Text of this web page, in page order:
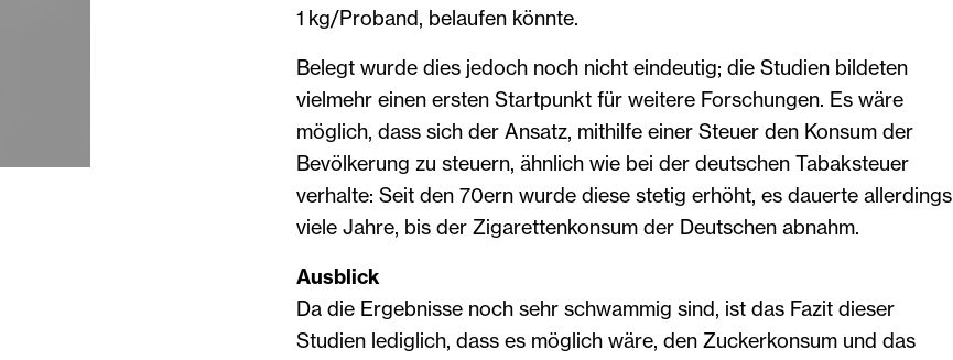
1 kg/Proband, belaufen könnte.
Belegt wurde dies jedoch noch nicht eindeutig; die Studien bildeten
vielmehr einen ersten Startpunkt für weitere Forschungen. Es wäre
möglich, dass sich der Ansatz, mithilfe einer Steuer den Konsum der
Bevölkerung zu steuern, ähnlich wie bei der deutschen Tabaksteuer
verhalte: Seit den 70ern wurde diese stetig erhöht, es dauerte allerdings
viele Jahre, bis der Zigarettenkonsum der Deutschen abnahm.
Ausblick
Da die Ergebnisse noch sehr schwammig sind, ist das Fazit dieser
Studien lediglich, dass es möglich wäre, den Zuckerkonsum und das